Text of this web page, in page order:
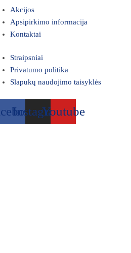
Akcijos
Apsipirkimo informacija
Kontaktai
Straipsniai
Privatumo politika
Slapukų naudojimo taisyklės
InstagramYoutube